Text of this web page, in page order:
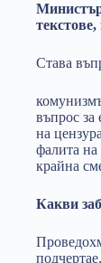
Става
въпрос за
на
фалита на
крайна
Какви